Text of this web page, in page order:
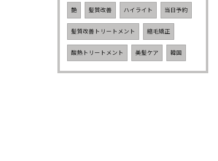
艶 髪質改善 ハイライト 当日予約
髪質改善トリートメント 縮毛矯正
酸熱トリートメント 美髪ケア 韓国